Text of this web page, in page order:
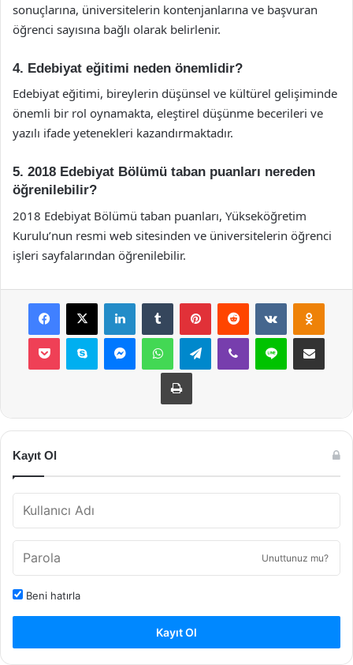
sonuçlarına, üniversitelerin kontenjanlarına ve başvuran
öğrenci sayısına bağlı olarak belirlenir.
4. Edebiyat eğitimi neden önemlidir?
Edebiyat eğitimi, bireylerin düşünsel ve kültürel gelişiminde
önemli bir rol oynamakta, eleştirel düşünme becerileri ve
yazılı ifade yetenekleri kazandırmaktadır.
5. 2018 Edebiyat Bölümü taban puanları nereden
öğrenilebilir?
2018 Edebiyat Bölümü taban puanları, Yükseköğretim
Kurulu’nun resmi web sitesinden ve üniversitelerin öğrenci
işleri sayfalarından öğrenilebilir.
Facebook
X LinkedInTumblr PinterestReddit VKontakte
Pocket Skype MessengerWhatsAppTelegramViber Line E-Posta ile
Yazdır
Kayıt Ol
Unuttunuz mu?
Beni hatırla
Kayıt Ol